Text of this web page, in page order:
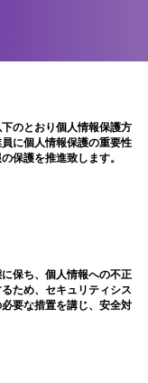
のとおり個人情報保護方
に個人情報保護の重要性
保護を推進致します。
保ち、個人情報への不正
ため、セキュリティシス
要な措置を講じ、安全対